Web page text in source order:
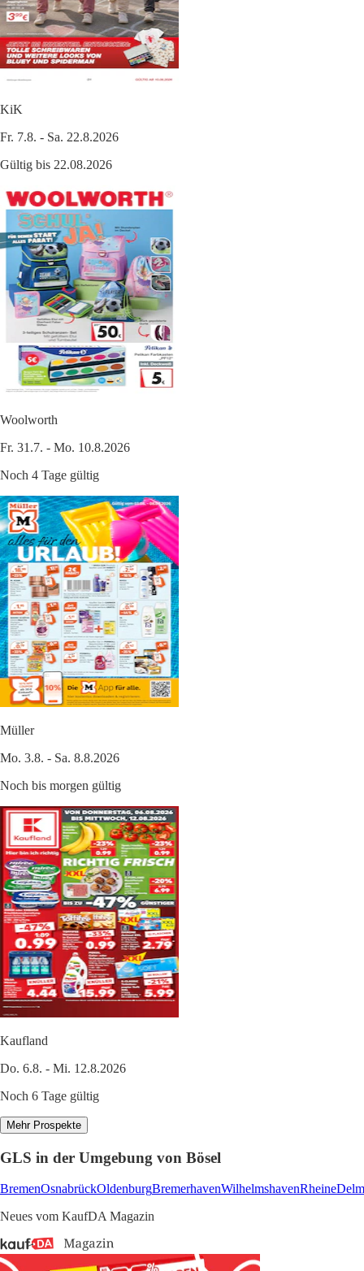
KiK
Fr. 7.8. - Sa. 22.8.2026
Gültig bis 22.08.2026
Woolworth
Fr. 31.7. - Mo. 10.8.2026
Noch 4 Tage gültig
Müller
Mo. 3.8. - Sa. 8.8.2026
Noch bis morgen gültig
Kaufland
Do. 6.8. - Mi. 12.8.2026
Noch 6 Tage gültig
Mehr Prospekte
GLS in der Umgebung von Bösel
BremenOsnabrückOldenburgBremerhavenWilhelmshavenRheine
Neues vom KaufDA Magazin